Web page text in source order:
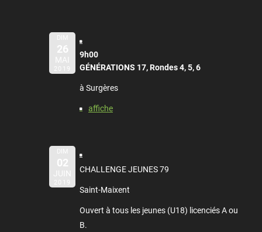
DIM
26
MAI
2019
9h00
GÉNÉRATIONS 17, Rondes 4, 5, 6
à Surgères
affiche
DIM
02
JUIN
2019
CHALLENGE JEUNES 79
Saint-Maixent
Ouvert à tous les jeunes (U18) licenciés A ou
B.